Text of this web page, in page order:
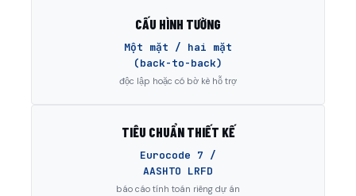
CẤU HÌNH TƯỜNG
Một mặt / hai mặt
(back-to-back)
độc lập hoặc có bờ kè hỗ trợ
TIÊU CHUẨN THIẾT KẾ
Eurocode 7 /
AASHTO LRFD
báo cáo tính toán riêng dự án